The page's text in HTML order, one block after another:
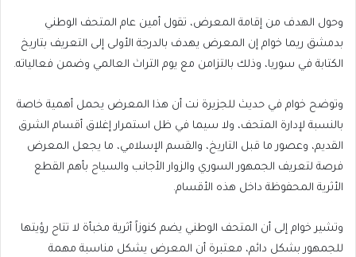
وحول الهدف من إقامة المعرض، تقول أمين عام المتحف الوطني
بدمشق ريما خوام إن المعرض يهدف بالدرجة الأولى إلى التعريف بتاريخ
الكتابة في سوريا، وذلك بالتزامن مع يوم التراث العالمي وضمن فعالياته.
وتوضح خوام في حديث للجزيرة نت أن هذا المعرض يحمل أهمية خاصة
بالنسبة لإدارة المتحف، ولا سيما في ظل استمرار إغلاق أقسام الشرق
القديم، وعصور ما قبل التاريخ، والقسم الإسلامي، ما يجعل المعرض
فرصة لتعريف الجمهور السوري والزوار الأجانب والسياح بأهم القطع
الأثرية المحفوظة داخل هذه الأقسام.
وتشير خوام إلى أن المتحف الوطني يضم كنوزاً أثرية مخبأة لا تتاح رؤيتها
للجمهور بشكل دائم، معتبرة أن المعرض يشكل مناسبة مهمة